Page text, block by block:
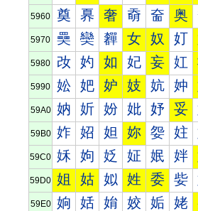
5960 奠 奡 奢 奣 奤 奥
5970 奰 奱 奲 女 奴 奵
5980 妀 妁 如 妃 妄 妅
5990 妐 妑 妒 妓 妔 妕
59A0 妠 妡 妢 妣 妤 妥
59B0 妰 妱 妲 妳 妴 妵
59C0 姀 姁 姂 姃 姄 姅
59D0 姐 姑 姒 姓 委 姕
59E0 姠 姡 姢 姣 姤 姥